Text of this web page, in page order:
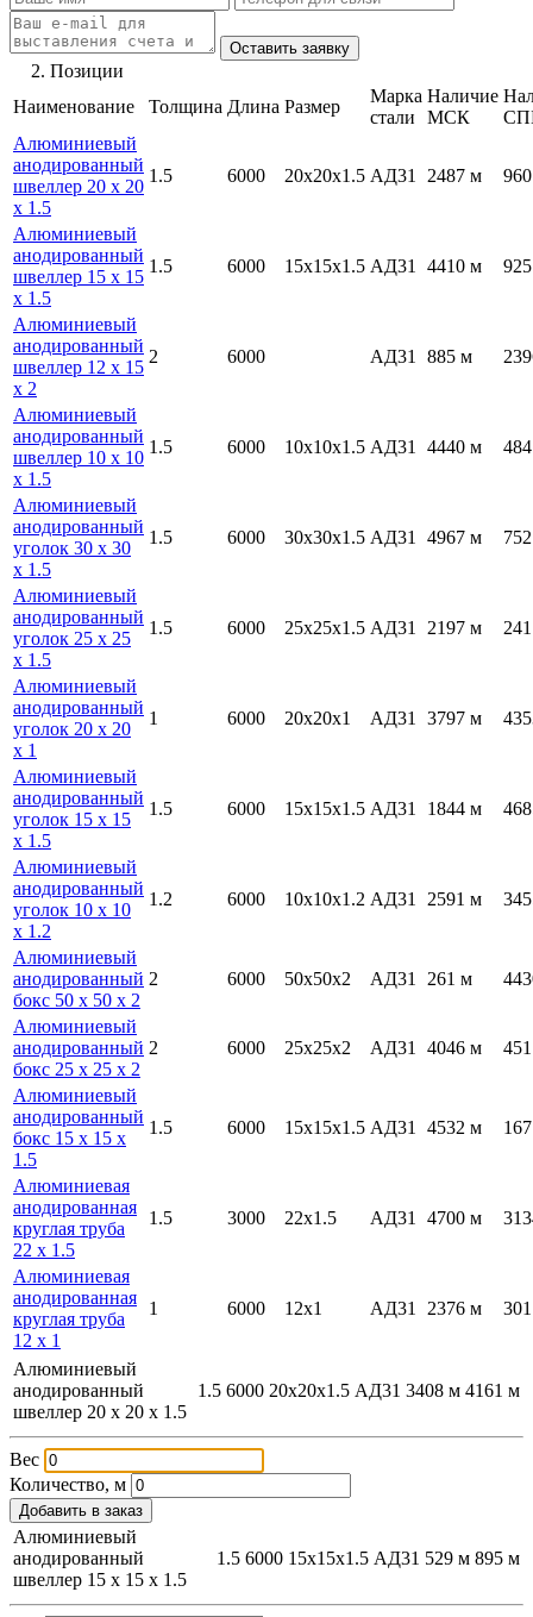
2. Позиции
Наименование
Толщина Длина Размер
Марка
стали
Наличие
МСК
Алюминиевый
анодированный
швеллер 20 х 20
х 1.5
1.5 6000 20х20х1.5 АД31 2487 м
Алюминиевый
анодированный
швеллер 15 х 15
х 1.5
1.5 6000 15х15х1.5 АД31 4410 м
Алюминиевый
анодированный
швеллер 12 х 15
х 2
2 6000 АД31 885 м
Алюминиевый
анодированный
швеллер 10 х 10
х 1.5
1.5 6000 10х10х1.5 АД31 4440 м
Алюминиевый
анодированный
уголок 30 х 30
х 1.5
1.5 6000 30х30х1.5 АД31 4967 м
Алюминиевый
анодированный
уголок 25 х 25
х 1.5
1.5 6000 25х25х1.5 АД31 2197 м
Алюминиевый
анодированный
уголок 20 х 20
х 1
1 6000 20х20х1 АД31 3797 м
Алюминиевый
анодированный
уголок 15 х 15
х 1.5
1.5 6000 15х15х1.5 АД31 1844 м
Алюминиевый
анодированный
уголок 10 х 10
х 1.2
1.2 6000 10х10х1.2 АД31 2591 м
Алюминиевый
анодированный
бокс 50 х 50 х 2
2 6000 50х50х2 АД31 261 м
Алюминиевый
анодированный
бокс 25 х 25 х 2
2 6000 25х25х2 АД31 4046 м
Алюминиевый
анодированный
бокс 15 х 15 х
1.5
1.5 6000 15х15х1.5 АД31 4532 м
Алюминиевая
анодированная
круглая труба
22 х 1.5
1.5 3000 22х1.5 АД31 4700 м
Алюминиевая
анодированная
круглая труба
12 х 1
1 6000 12х1 АД31 2376 м
Алюминиевый
анодированный
швеллер 20 х 20 х 1.5
1.5 6000 20х20х1.5 АД31 3408 м 4161 м
Вес
Количество, м
Добавить в заказ
Алюминиевый
анодированный
швеллер 15 х 15 х 1.5
1.5 6000 15х15х1.5 АД31 529 м 895 м